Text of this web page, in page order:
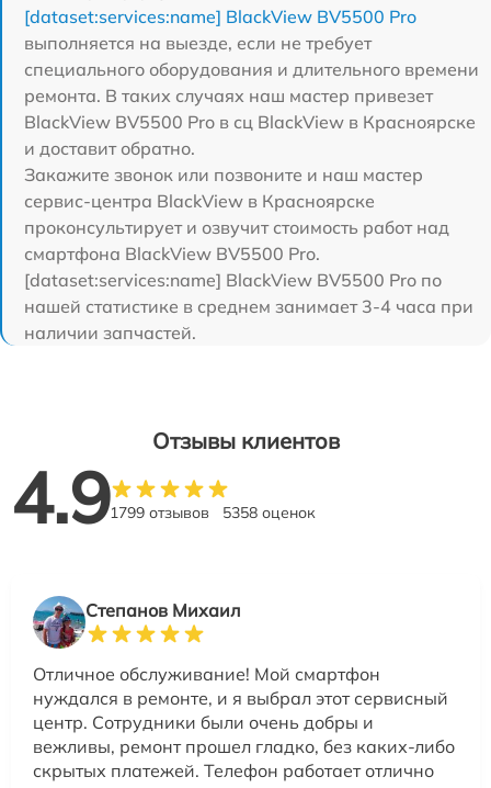
[dataset:services:name] BlackView BV5500 Pro
выполняется на выезде, если не требует
специального оборудования и длительного времени
ремонта. В таких случаях наш мастер привезет
BlackView BV5500 Pro в сц BlackView в Красноярске
и доставит обратно.
Закажите звонок или позвоните и наш мастер
сервис-центра BlackView в Красноярске
проконсультирует и озвучит стоимость работ над
смартфона BlackView BV5500 Pro.
[dataset:services:name] BlackView BV5500 Pro по
нашей статистике в среднем занимает 3-4 часа при
наличии запчастей.
Отзывы клиентов
4.91799 отзывов 5358 оценок
Степанов Михаил
Отличное обслуживание! Мой смартфон
нуждался в ремонте, и я выбрал этот сервисный
центр. Сотрудники были очень добры и
вежливы, ремонт прошел гладко, без каких-либо
скрытых платежей. Телефон работает отлично